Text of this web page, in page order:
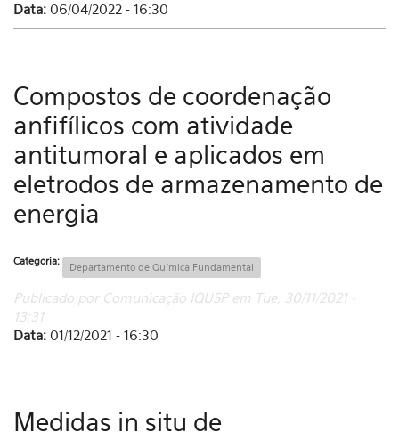
Data: 06/04/2022 - 16:30
Compostos de coordenação
anfifílicos com atividade
antitumoral e aplicados em
eletrodos de armazenamento de
energia
Categoria: Departamento de Química Fundamental
Publicado por Comunicação IQUSP em Tue, 30/11/2021 -
13:31
Data: 01/12/2021 - 16:30
Medidas in situ de